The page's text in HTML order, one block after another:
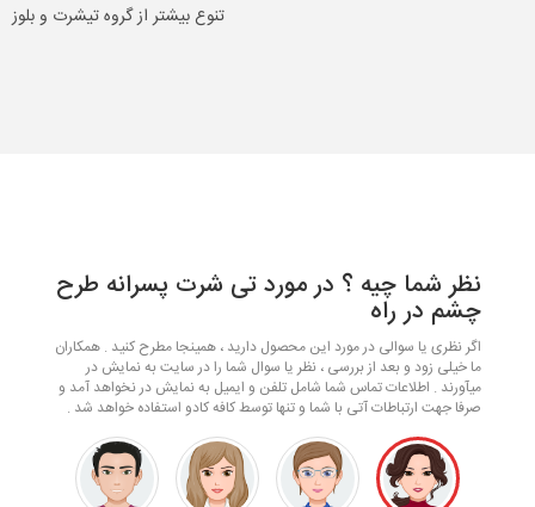
تنوع بیشتر از گروه تیشرت و بلوز
نظر شما چیه ؟ در مورد تی شرت پسرانه طرح
چشم در راه
اگر نظری یا سوالی در مورد این محصول دارید ، همینجا مطرح کنید . همکاران
ما خیلی زود و بعد از بررسی ، نظر یا سوال شما را در سایت به نمایش در
میآورند . اطلاعات تماس شما شامل تلفن و ایمیل به نمایش در نخواهد آمد و
صرفا جهت ارتباطات آتی با شما و تنها توسط کافه کادو استفاده خواهد شد .